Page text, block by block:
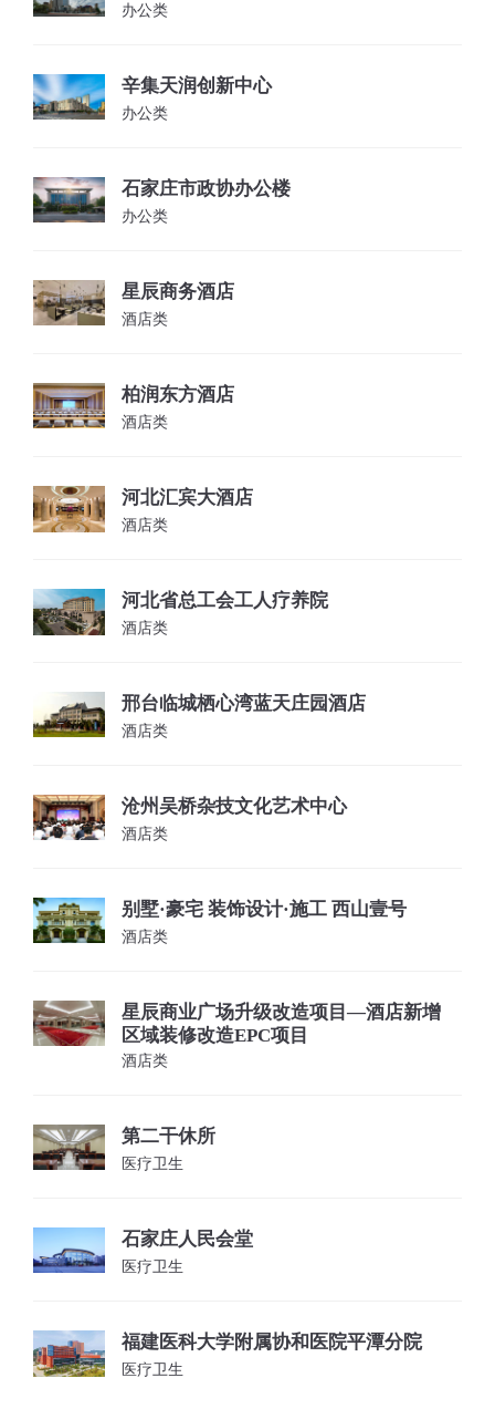
办公类
辛集天润创新中心
办公类
石家庄市政协办公楼
办公类
星辰商务酒店
酒店类
柏润东方酒店
酒店类
河北汇宾大酒店
酒店类
河北省总工会工人疗养院
酒店类
邢台临城栖心湾蓝天庄园酒店
酒店类
沧州吴桥杂技文化艺术中心
酒店类
别墅·豪宅 装饰设计·施工 西山壹号
酒店类
星辰商业广场升级改造项目—酒店新增
区域装修改造EPC项目
酒店类
第二干休所
医疗卫生
石家庄人民会堂
医疗卫生
福建医科大学附属协和医院平潭分院
医疗卫生